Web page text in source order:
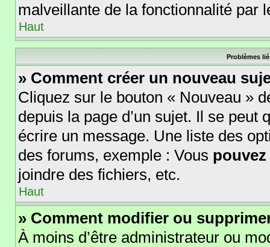
malveillante de la fonctionnalité par
Haut
Problèmes
» Comment créer un nouveau
Cliquez sur le bouton « Nouveau »
depuis la page d’un sujet. Il se peut
écrire un message. Une liste des
des forums, exemple : Vous pouvez
joindre des fichiers, etc.
Haut
» Comment modifier ou
À moins d’être administrateur ou